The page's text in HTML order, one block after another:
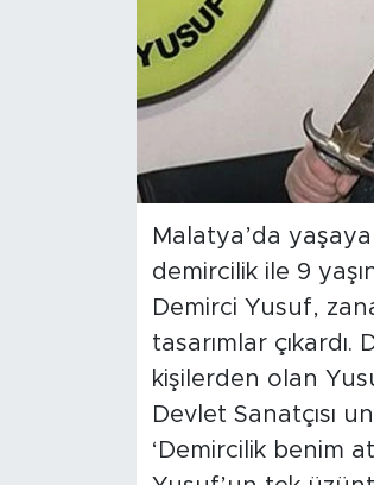
Malatya’da
demircilik ile 9
Demirci Yusuf,
tasarımlar çıkardı.
kişilerden olan
Devlet Sanatçısı
‘Demircilik benim
Kuluncak
Yeşilyurt
Akçadağ
Doğanyol
Battalgazi